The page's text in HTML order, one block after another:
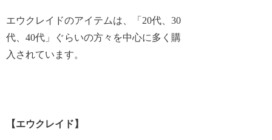
エウクレイドのアイテムは、「20代、30
代、40代」ぐらいの方々を中心に多く購
入されています。
【エウクレイド】